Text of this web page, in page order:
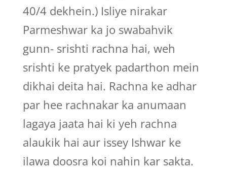
40/4 dekhein.) Isliye nirakar
Parmeshwar ka jo swabahvik
gunn- srishti rachna hai, weh
srishti ke pratyek padarthon mein
dikhai deita hai. Rachna ke adhar
par hee rachnakar ka anumaan
lagaya jaata hai ki yeh rachna
alaukik hai aur issey Ishwar ke
ilawa doosra koi nahin kar sakta.